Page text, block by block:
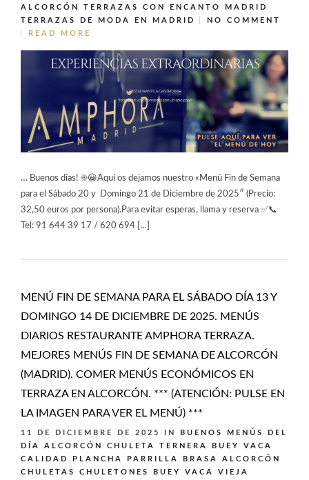
ALCORCÓN
TERRAZAS CON ENCANTO MADRID
TERRAZAS DE MODA EN MADRID
NO COMMENT
READ MORE
… Buenos días! ☀️😀Aquí os dejamos nuestro «Menú Fin de Semana
para el Sábado 20 y Domingo 21 de Diciembre de 2025″ (Precio:
32,50 euros por persona).Para evitar esperas, llama y reserva ✅📞
Tel: 91 644 39 17 / 620 694 […]
MENÚ FIN DE SEMANA PARA EL SÁBADO DÍA 13 Y
DOMINGO 14 DE DICIEMBRE DE 2025. MENÚS
DIARIOS RESTAURANTE AMPHORA TERRAZA.
MEJORES MENÚS FIN DE SEMANA DE ALCORCÓN
(MADRID). COMER MENÚS ECONÓMICOS EN
TERRAZA EN ALCORCÓN. *** (ATENCIÓN: PULSE EN
LA IMAGEN PARA VER EL MENÚ) ***
11 DE DICIEMBRE DE 2025 IN
BUENOS MENÚS DEL
DÍA ALCORCÓN
CHULETA TERNERA BUEY VACA
CALIDAD PLANCHA PARRILLA BRASA ALCORCÓN
CHULETAS CHULETONES BUEY VACA VIEJA